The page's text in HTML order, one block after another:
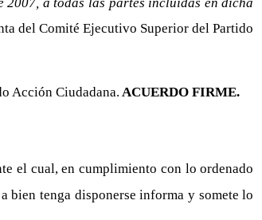
del Comité Ejecutivo Superior del Partido
Acción Ciudadana. ACUERDO FIRME.
el cual, en cumplimiento con lo ordenado
bien tenga disponerse informa y somete lo